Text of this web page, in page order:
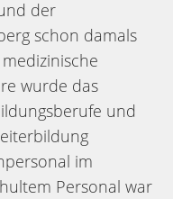
der
schon damals
wurde das
und
im
Personal war